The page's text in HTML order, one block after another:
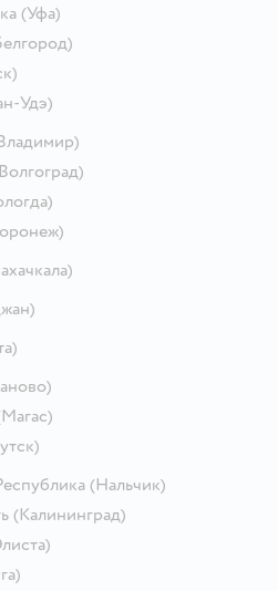
(Уфа)
Удэ)
(Нальчик)
(Калининград)